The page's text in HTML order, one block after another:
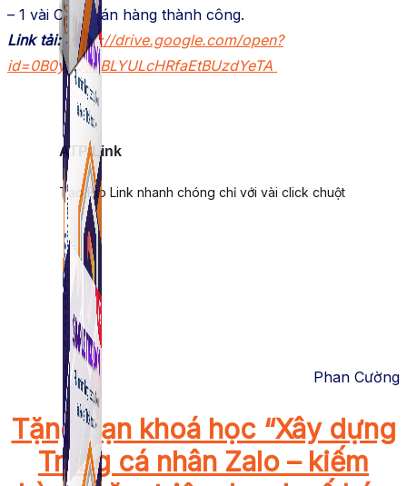
ATP Link
Tạo Bio Link nhanh chóng chỉ với vài click chuột
– 1 vài Case bán hàng thành công.
Link tải: https://drive.google.com/open?
id=0B0y1Q8nBLYULcHRfaEtBUzdYeTA
Phan Cường
Tặng bạn khoá học “Xây dựng
Trang cá nhân Zalo – kiếm